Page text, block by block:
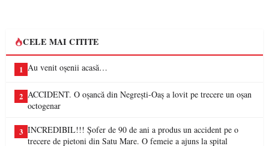
CELE MAI CITITE
1 Au venit oșenii acasă…
2 ACCIDENT. O oșancă din Negrești-Oaș a lovit pe trecere un oșan
octogenar
3 INCREDIBIL!!! Șofer de 90 de ani a produs un accident pe o
trecere de pietoni din Satu Mare. O femeie a ajuns la spital